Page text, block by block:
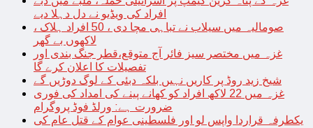
افراد کی ویڈیو نے دل دہلا دیے
صومالیہ میں سیلاب نے تباہی مچا دی ، 50 افراد ہلاک ،
لاکھوں بے گھر
غزہ میں مختصر سیز فائر آج متوقع،قطر جنگ بندی اور
تفصیلات کا اعلان کرے گا
شیخ زید روڈ پر کاریں نہیں بلکہ دبئی کے لوگ دوڑیں گے
غزہ میں 22 لاکھ افراد کو کھانے پینے کی امداد کی فوری
ضرورت ہے: ورلڈ فوڈ پروگرام
یکطرفہ قراردا واپس لو اور فلسطینی عوام کے قتل عام کی